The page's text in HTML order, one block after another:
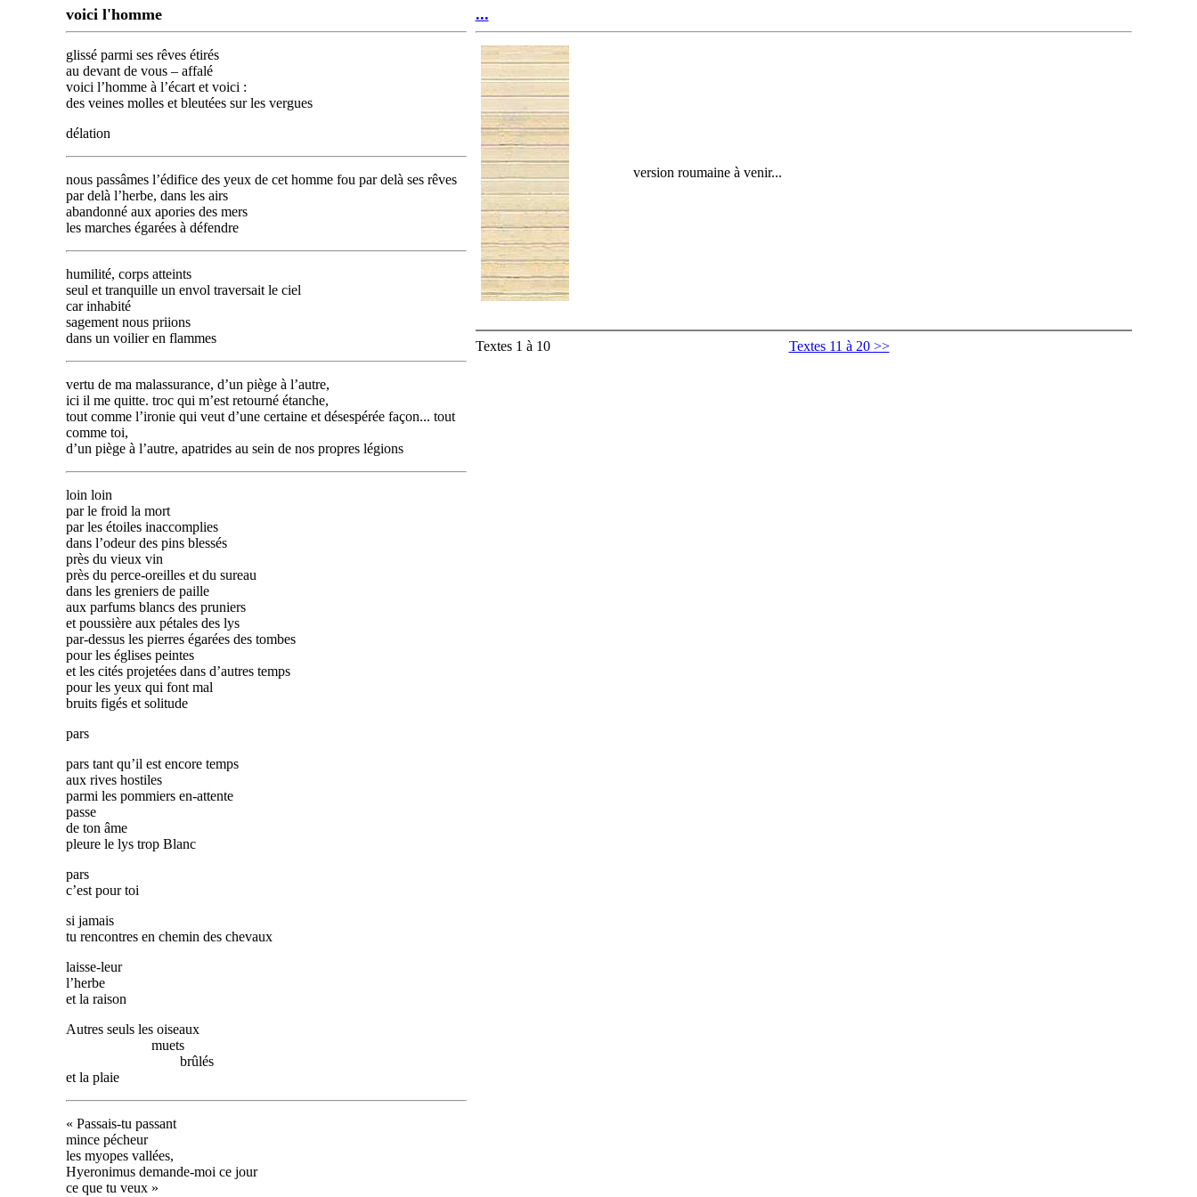
voici l'homme
glissé parmi ses rêves étirés
au devant de vous – affalé
voici l’homme à l’écart et voici :
des veines molles et bleutées sur les vergues
délation
nous passâmes l’édifice des yeux de cet homme fou par delà ses rêves
par delà l’herbe, dans les airs
abandonné aux apories des mers
les marches égarées à défendre
humilité, corps atteints
seul et tranquille un envol traversait le ciel
car inhabité
sagement nous priions
dans un voilier en flammes
vertu de ma malassurance, d’un piège à l’autre,
ici il me quitte. troc qui m’est retourné étanche,
tout comme l’ironie qui veut d’une certaine et désespérée façon... tout
comme toi,
d’un piège à l’autre, apatrides au sein de nos propres légions
loin loin
par le froid la mort
par les étoiles inaccomplies
dans l’odeur des pins blessés
près du vieux vin
près du perce-oreilles et du sureau
dans les greniers de paille
aux parfums blancs des pruniers
et poussière aux pétales des lys
par-dessus les pierres égarées des tombes
pour les églises peintes
et les cités projetées dans d’autres temps
pour les yeux qui font mal
bruits figés et solitude
pars
pars tant qu’il est encore temps
aux rives hostiles
parmi les pommiers en-attente
passe
de ton âme
pleure le lys trop Blanc
pars
c’est pour toi
si jamais
tu rencontres en chemin des chevaux
laisse-leur
l’herbe
et la raison
Autres seuls les oiseaux
muets
brûlés
et la plaie
« Passais-tu passant
mince pécheur
les myopes vallées,
Hyeronimus demande-moi ce jour
ce que tu veux »
...
version roumaine à venir...
Textes 1 à 10 Textes 11 à 20 >>